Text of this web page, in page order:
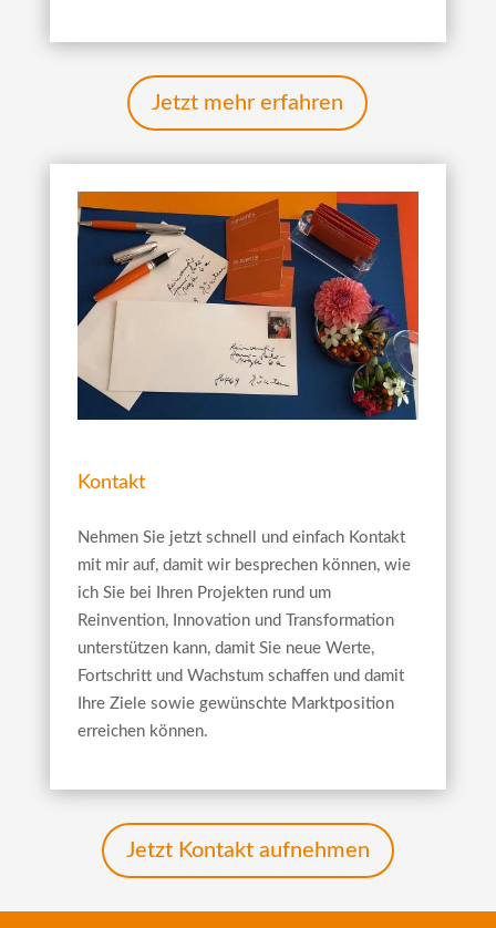
Jetzt mehr erfahren
Kontakt
Nehmen Sie jetzt schnell und einfach Kontakt
mit mir auf, damit wir besprechen können, wie
ich Sie bei Ihren Projekten rund um
Reinvention, Innovation und Transformation
unterstützen kann, damit Sie neue Werte,
Fortschritt und Wachstum schaffen und damit
Ihre Ziele sowie gewünschte Marktposition
erreichen können.
Jetzt Kontakt aufnehmen